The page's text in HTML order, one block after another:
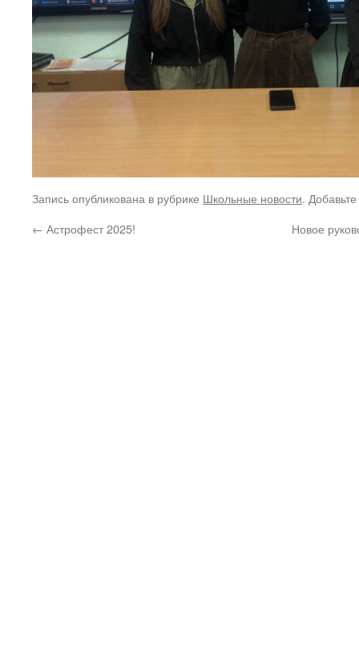
Запись опубликована в рубрике Школьные новости.
← Астрофест 2025! Новое